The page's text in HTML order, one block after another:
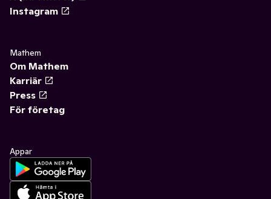
Instagram
Mathem
Om Mathem
Karriär
Press
För företag
Appar